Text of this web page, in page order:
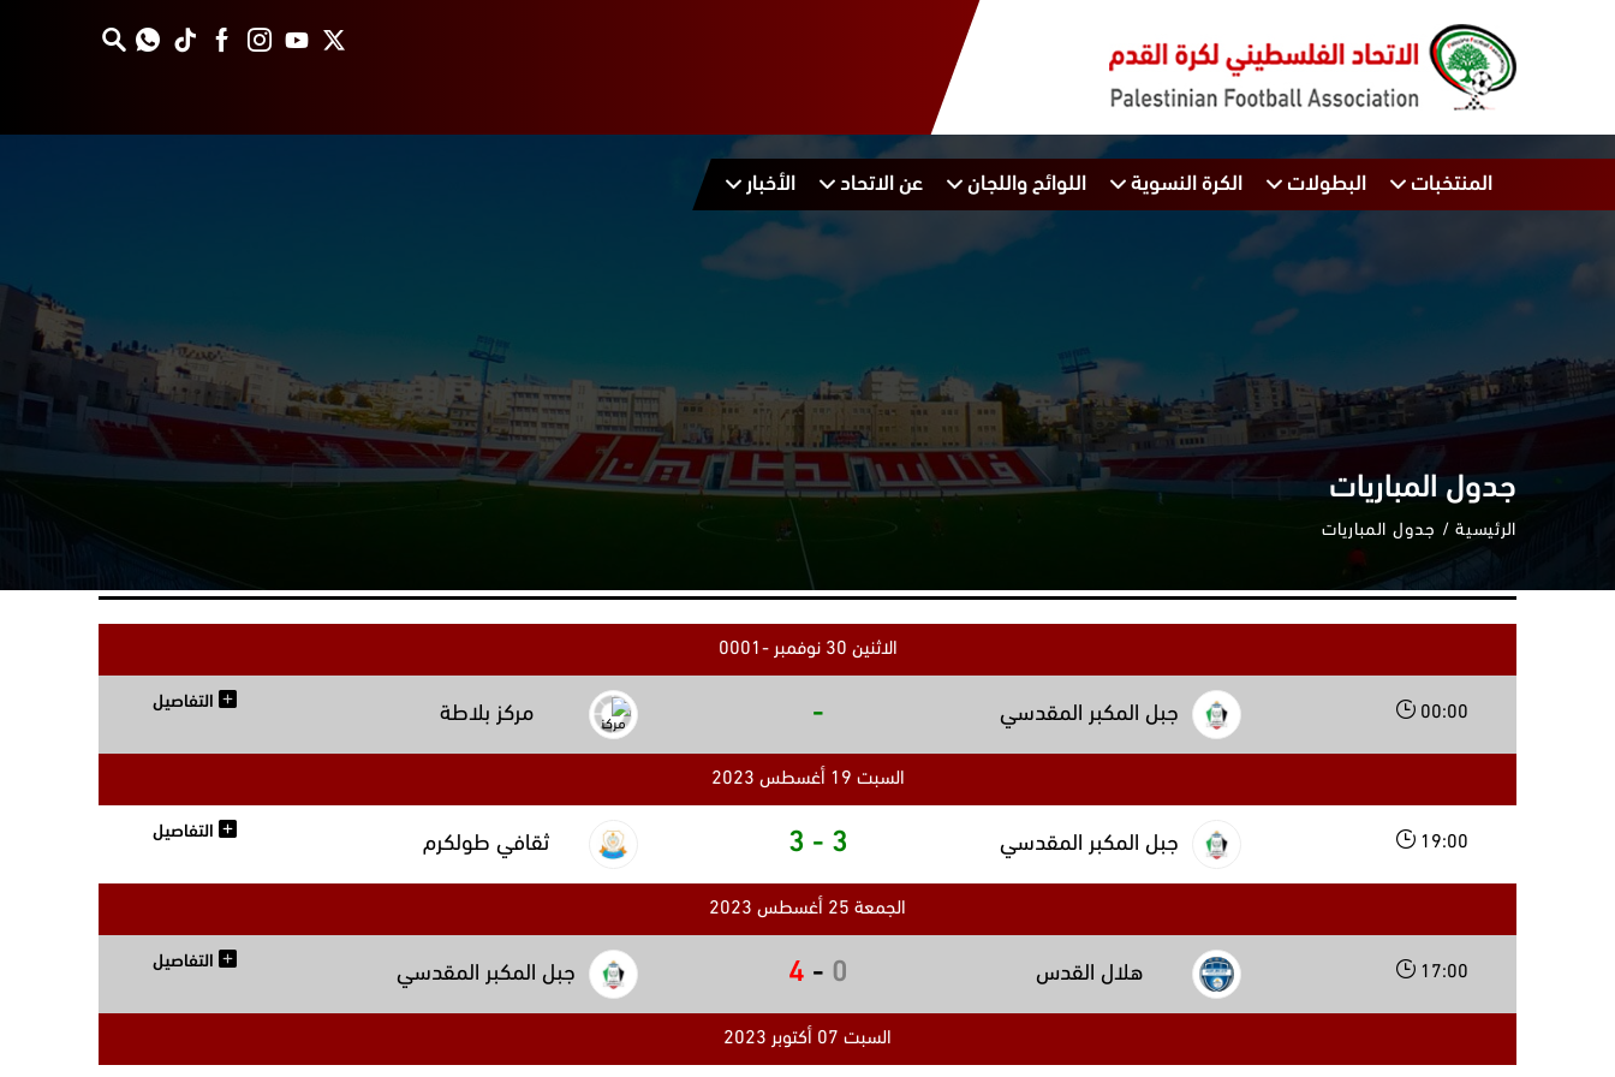
المنتخبات البطولات الكرة النسوية اللوائح واللجان عن الاتحاد الأخبار
جدول المباريات
الرئيسية جدول المباريات
الاثنين 30 نوفمبر -0001
00:00 جبل المكبر المقدسي - مركز بلاطة
التفاصيل
السبت 19 أغسطس 2023
19:00 جبل المكبر المقدسي 3
-
3 ثقافي طولكرم
التفاصيل
الجمعة 25 أغسطس 2023
17:00 هلال القدس 0
-
4 جبل المكبر المقدسي
التفاصيل
السبت 07 أكتوبر 2023